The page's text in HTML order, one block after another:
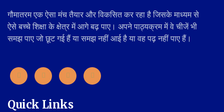
गौमातरम एक ऐसा मंच तैयार और विकसित कर रहा है जिसके माध्यम से
ऐसे बच्चे शिक्षा के क्षेत्र में आगे बढ़ पाए। अपने पाठ्यक्रम में वे चीजें भी
समझ पाए जो छूट गई हैं या समझ नहीं आई है या वह पढ़ नहीं पाए हैं।
Quick Links